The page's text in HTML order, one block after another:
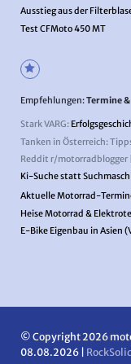
Ausstieg aus der
Test CFMoto 450 MT
Empfehlungen:Termine &
Stark VARG:
Tanken in Österreich:
Reddit r/motorradblogger |
Ki-Suche statt
Aktuelle Motorrad-
Heise Motorrad &
E-Bike Eigenbau in Asien
© Copyright 2026
08.08.2026 |